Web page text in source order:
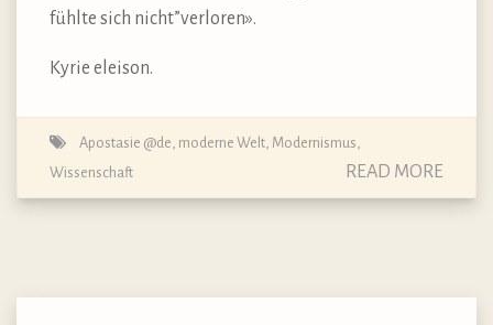
fühlte sich nicht”verloren».
Kyrie eleison.
Apostasie @de moderne Welt Modernismus
Wissenschaft
READ MORE